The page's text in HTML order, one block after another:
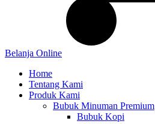
Belanja Online
Home
Tentang Kami
Produk Kami
Bubuk Minuman Premium
Bubuk Kopi